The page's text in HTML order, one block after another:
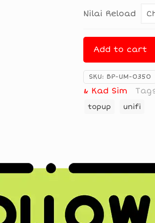
Nilai Reload
Add to cart
SKU: BP-UM-0350
& Kad Sim
topup
unifi